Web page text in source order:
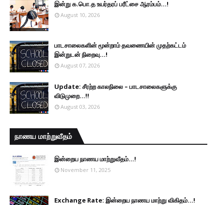
இன்று க.பொ.த உயர்தரப் பரீட்சை ஆரம்பம்...!
August 10, 2026
பாடசாலைகளின் மூன்றாம் தவணையின் முதற்கட்டம்
இன்றுடன் நிறைவு...!
August 07, 2026
Update: சீரற்ற காலநிலை – பாடசாலைகளுக்கு
விடுமுறை...!!
August 03, 2026
நாணய மாற்றுவீதம்
இன்றைய நாணய மாற்றுவீதம்...!
November 11, 2025
Exchange Rate: இன்றைய நாணய மாற்று விகிதம்...!